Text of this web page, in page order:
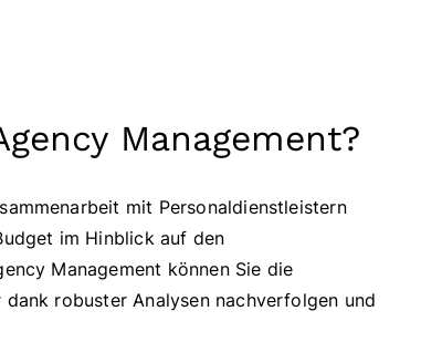
Management?
mit Personaldienstleistern
im Hinblick auf den
Management können Sie die
robuster Analysen nachverfolgen und